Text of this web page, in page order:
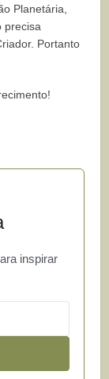
Planetária,
precisa
Portanto
inspirar